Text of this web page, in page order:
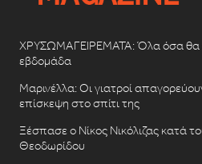
ΧΡΥΣΩΜΑΓΕΙΡΕΜΑΤΑ: Όλα όσα θα
εβδομάδα
Μαρινέλλα: Οι γιατροί
επίσκεψη στο σπίτι της
Ξέσπασε ο Νίκος Νικόλιζας κατά
Θεοδωρίδου